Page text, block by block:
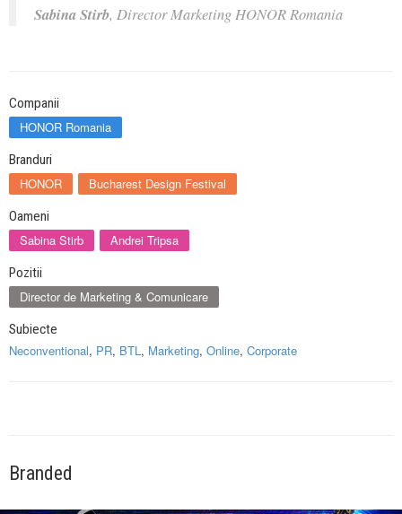
Sabina Stirb, Director Marketing HONOR Romania
Companii
HONOR Romania
Branduri
HONOR Bucharest Design Festival
Oameni
Sabina Stirb Andrei Tripsa
Pozitii
Director de Marketing & Comunicare
Subiecte
Neconventional, PR, BTL , Marketing, Online, Corporate
Branded